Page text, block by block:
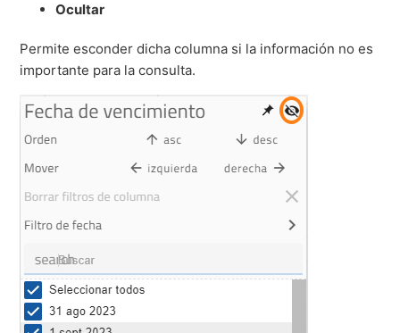
Ocultar
Permite esconder dicha columna si la información no es
importante para la consulta.